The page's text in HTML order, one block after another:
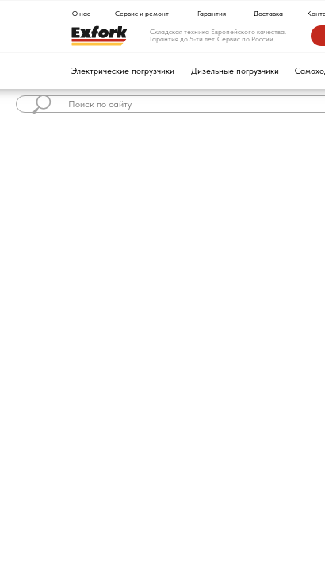
Каталог
Складская техника Европейского качества.
Гарантия до 5-ти лет. Сервис по России.
О нас Сервис и ремонт Гарантия Контакты